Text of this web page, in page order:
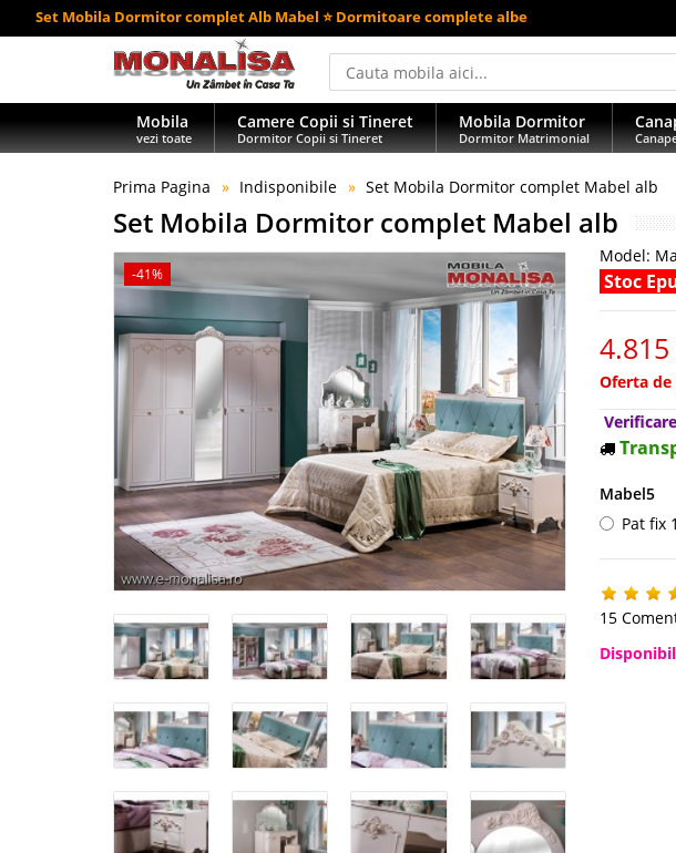
Set Mobila Dormitor complet Alb Mabel ⭐ Dormitoare complete albe
Mobila
vezi toate
Camere Copii si Tineret
Dormitor Copii si Tineret
Mobila Dormitor
Dormitor Matrimonial
Prima Pagina Indisponibile Set Mobila Dormitor complet Mabel alb
Set Mobila Dormitor complet Mabel alb
-41%
Model:
Stoc
4.815
Oferta
Mabel5
Pat fix
15